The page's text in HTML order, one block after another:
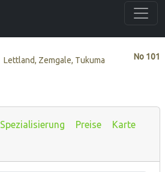
No 101
Lettland, Zemgale, Tukuma
Spezialisierung Preise Karte